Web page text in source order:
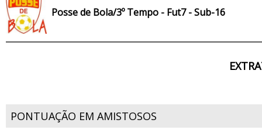
Posse de Bola/3º Tempo - Fut7 - Sub-16
PONTUAÇÃO EM AMISTOSOS